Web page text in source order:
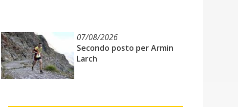
07/08/2026
Secondo posto per Armin
Larch